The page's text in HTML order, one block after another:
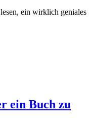
ein wirklich geniales
ein Buch zu